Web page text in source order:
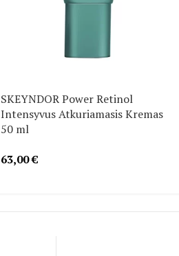
SKEYNDOR Power Retinol
Intensyvus Atkuriamasis Kremas
50 ml
63,00€